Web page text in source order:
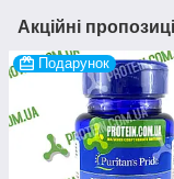
Акційні
Подарунок